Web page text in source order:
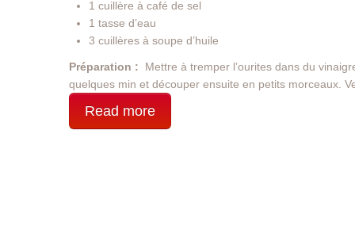
1 cuillère à café de sel
1 tasse d’eau
3 cuillères à soupe d’huile
Préparation :
Mettre à tremper l’ourites dans du
quelques min et découper ensuite en petits morceaux.
Read more